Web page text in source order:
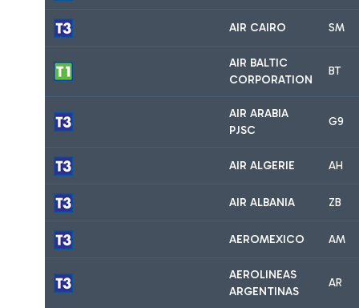
AIR CAIRO SM
AIR BALTIC
CORPORATION
BT
AIR ARABIA
PJSC
G9
AIR ALGERIE AH
AIR ALBANIA ZB
AEROMEXICO AM
AEROLINEAS
ARGENTINAS
AR